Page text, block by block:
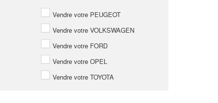
Vendre votre PEUGEOT
Vendre votre VOLKSWAGEN
Vendre votre FORD
Vendre votre OPEL
Vendre votre TOYOTA